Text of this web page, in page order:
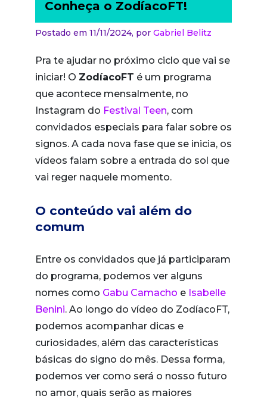
Conheça o ZodíacoFT!
Postado em 11/11/2024, por Gabriel Belitz
Pra te ajudar no próximo ciclo que vai se
iniciar! O ZodíacoFT é um programa
que acontece mensalmente, no
Instagram do Festival Teen, com
convidados especiais para falar sobre os
signos. A cada nova fase que se inicia, os
vídeos falam sobre a entrada do sol que
vai reger naquele momento.
O conteúdo vai além do
comum
Entre os convidados que já participaram
do programa, podemos ver alguns
nomes como Gabu Camacho e Isabelle
Benini. Ao longo do vídeo do ZodíacoFT,
podemos acompanhar dicas e
curiosidades, além das características
básicas do signo do mês. Dessa forma,
podemos ver como será o nosso futuro
no amor, quais serão as maiores